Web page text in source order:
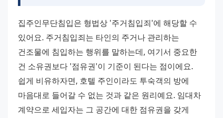
집주인무단침입은 형법상 '주거침입죄'에 해당할 수
있어요. 주거침입죄는 타인의 주거나 관리하는
건조물에 침입하는 행위를 말하는데, 여기서 중요한
건 소유권보다 '점유권'이 기준이 된다는 점이에요.
쉽게 비유하자면, 호텔 주인이라도 투숙객의 방에
마음대로 들어갈 수 없는 것과 같은 원리예요. 임대차
계약으로 세입자는 그 공간에 대한 점유권을 갖게